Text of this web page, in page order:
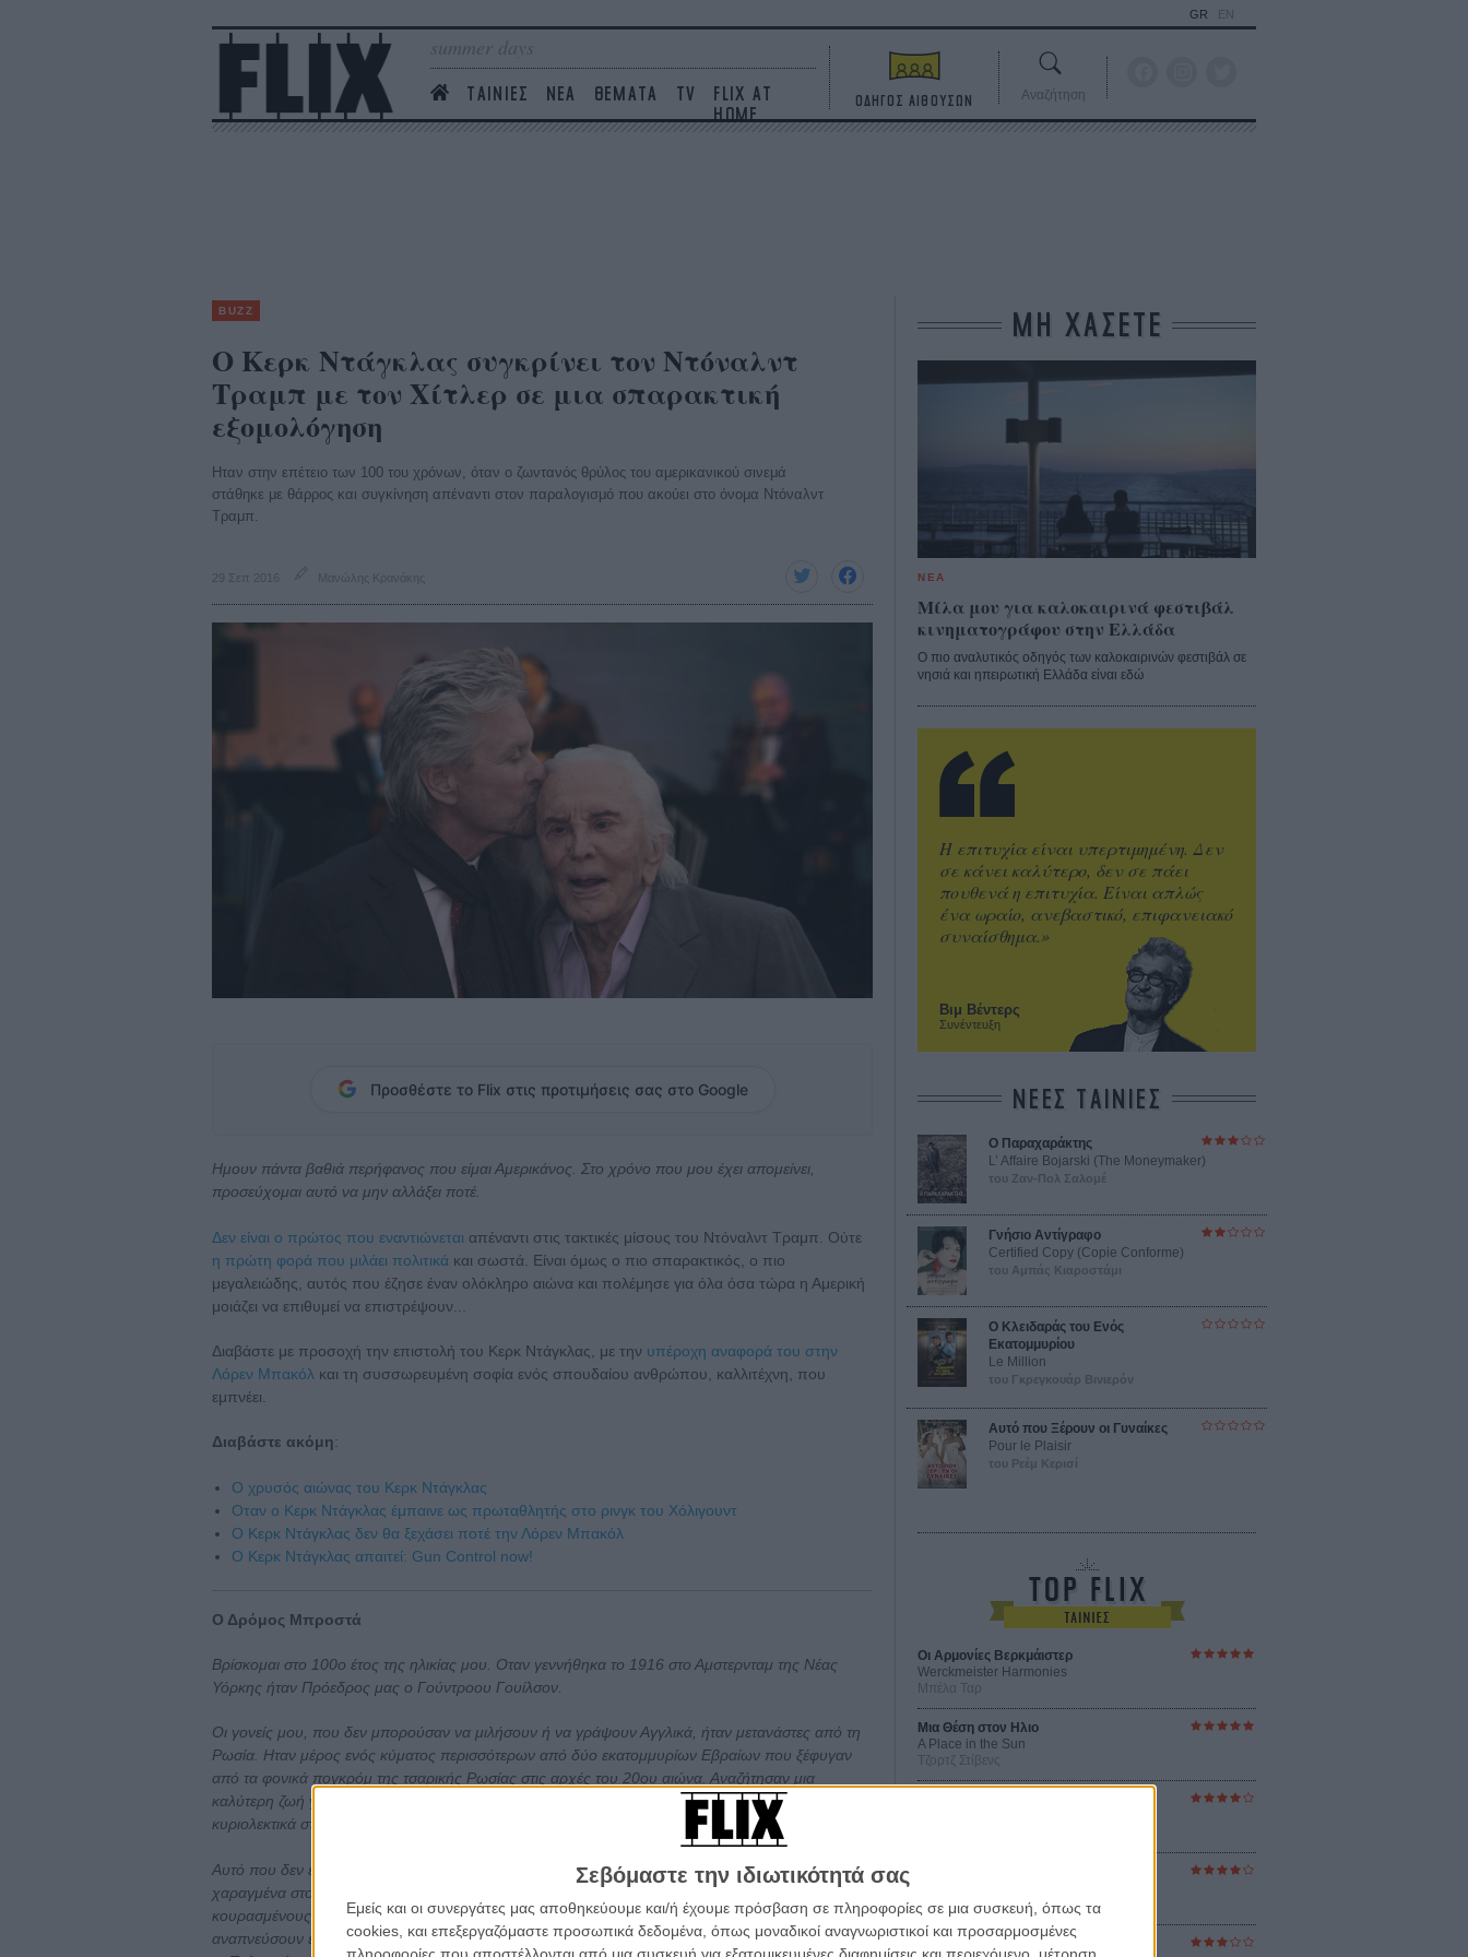
Σεβόμαστε την ιδιωτικότητά σας
Εμείς και οι συνεργάτες μας αποθηκεύουμε και/ή έχουμε πρόσβαση σε πληροφορίες σε μια συσκευή, όπως τα
cookies, και επεξεργαζόμαστε προσωπικά δεδομένα, όπως μοναδικοί αναγνωριστικοί και προσαρμοσμένες
πληροφορίες που αποστέλλονται από μια συσκευή για εξατομικευμένες διαφημίσεις και περιεχόμενο, μέτρηση
summer days
ΤΑΙΝΙΕΣ ΝΕΑ ΘΕΜΑΤΑ TV
FLIX AT
HOME
GR EN
ΟΔΗΓΟΣ ΑΙΘΟΥΣΩΝ Αναζήτηση
BUZZ
Ο Κερκ Ντάγκλας συγκρίνει τον Ντόναλντ
Τραμπ με τον Χίτλερ σε μια σπαρακτική
εξομολόγηση
Ηταν στην επέτειο των 100 του χρόνων, όταν ο ζωντανός θρύλος του αμερικανικού σινεμά
στάθηκε με θάρρος και συγκίνηση απέναντι στον παραλογισμό που ακούει στο όνομα Ντόναλντ
Τραμπ.
29 Σεπ 2016 Μανώλης Κρανάκης
Προσθέστε το Flix στις προτιμήσεις σας στο Google
Ημουν πάντα βαθιά περήφανος που είμαι Αμερικάνος. Στο χρόνο που μου έχει απομείνει,
προσεύχομαι αυτό να μην αλλάξει ποτέ.
Δεν είναι ο πρώτος που εναντιώνεται απέναντι στις τακτικές μίσους του Ντόναλντ Τραμπ. Ούτε
η πρώτη φορά που μιλάει πολιτικά και σωστά. Είναι όμως o πιο σπαρακτικός, ο πιο
μεγαλειώδης, αυτός που έζησε έναν ολόκληρο αιώνα και πολέμησε για όλα όσα τώρα η Αμερική
μοιάζει να επιθυμεί να επιστρέψουν...
Διαβάστε με προσοχή την επιστολή του Κερκ Ντάγκλας, με την υπέροχη αναφορά του στην
Λόρεν Μπακόλ και τη συσσωρευμένη σοφία ενός σπουδαίου ανθρώπου, καλλιτέχνη, που
εμπνέει.
Διαβάστε ακόμη:
Ο χρυσός αιώνας του Κερκ Ντάγκλας
Οταν ο Κερκ Ντάγκλας έμπαινε ως πρωταθλητής στο ρινγκ του Χόλιγουντ
O Κερκ Ντάγκλας δεν θα ξεχάσει ποτέ την Λόρεν Μπακόλ
Ο Κερκ Ντάγκλας απαιτεί: Gun Control now!
Ο Δρόμος Μπροστά
Βρίσκομαι στο 100ο έτος της ηλικίας μου. Οταν γεννήθηκα το 1916 στο Αμστερνταμ της Νέας
Υόρκης ήταν Πρόεδρος μας ο Γούντροου Γουίλσον.
Οι γονείς μου, που δεν μπορούσαν να μιλήσουν ή να γράψουν Αγγλικά, ήταν μετανάστες από τη
Ρωσία. Ηταν μέρος ενός κύματος περισσότερων από δύο εκατομμυρίων Εβραίων που ξέφυγαν
από τα φονικά πογκρόμ της τσαρικής Ρωσίας στις αρχές του 20ου αιώνα. Αναζήτησαν μια
καλύτερη ζωή για την οικογένειά τους σε μια μαγική χώρα, όπου πίστεψαν ότι οι δρόμοι είναι
κυριολεκτικά στρωμένοι με χρυσό.
Αυτό που δεν είχαν συνειδητοποιήσει κατά τον ερχομό τους ήταν αυτά τα ομορφα λόγια που είναι
χαραγμένα στο Αγαλμα της Ελευθερίας στο Λιμάνι της Νέας Υόρκης: «Δώστε μου τους
κουρασμένους σας, τους φτωχούς σας, τους μαζωμένους όχλους σας, γεμάτους λαχτάρα να
αναπνεύσουν ελεύθεροι» δεν απευθύνονταν ισότιμα σε όλους τους νέους Αμερικάνους. Οι Ρώσοι,
ΜΗ ΧΑΣΕΤΕ
ΝΕΑ
Μίλα μου για καλοκαιρινά φεστιβάλ
κινηματογράφου στην Ελλάδα
Ο πιο αναλυτικός οδηγός των καλοκαιρινών φεστιβάλ σε
νησιά και ηπειρωτική Ελλάδα είναι εδώ
Βιμ Βέντερς
Συνέντευξη
Η επιτυχία είναι υπερτιμημένη. Δεν
σε κάνει καλύτερο, δεν σε πάει
πουθενά η επιτυχία. Είναι απλώς
ένα ωραίο, ανεβαστικό, επιφανειακό
συναίσθημα.»
ΝΕΕΣ ΤΑΙΝΙΕΣ
Ο Παραχαράκτης
L’ Affaire Bojarski (The Moneymaker)
του Ζαν-Πολ Σαλομέ
Γνήσιο Αντίγραφο
Certified Copy (Copie Conforme)
του Αμπάς Κιαροστάμι
Ο Κλειδαράς του Ενός
Εκατομμυρίου
Le Million
του Γκρεγκουάρ Βινιερόν
Αυτό που Ξέρουν οι Γυναίκες
Pour le Plaisir
του Ρεέμ Κερισί
Οι Αρμονίες Βερκμάιστερ
Werckmeister Harmonies
Μπέλα Ταρ
Μια Θέση στον Ηλιο
A Place in the Sun
Τζορτζ Στίβενς
Πέδρο Αλμοδόβαρ
Ο Παραχαράκτης